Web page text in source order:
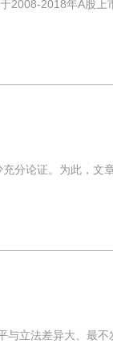
2008-2018年A股上
分论证。为此，文
与立法差异大、最不